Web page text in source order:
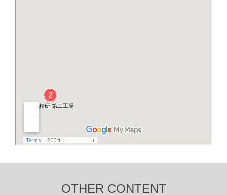
OTHER CONTENT